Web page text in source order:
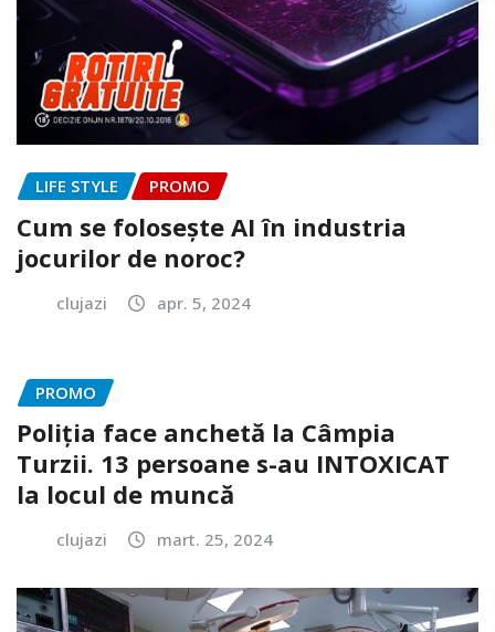
LIFE STYLE PROMO
Cum se folosește AI în industria
jocurilor de noroc?
clujazi apr. 5, 2024
PROMO
Poliția face anchetă la Câmpia
Turzii. 13 persoane s-au INTOXICAT
la locul de muncă
clujazi mart. 25, 2024